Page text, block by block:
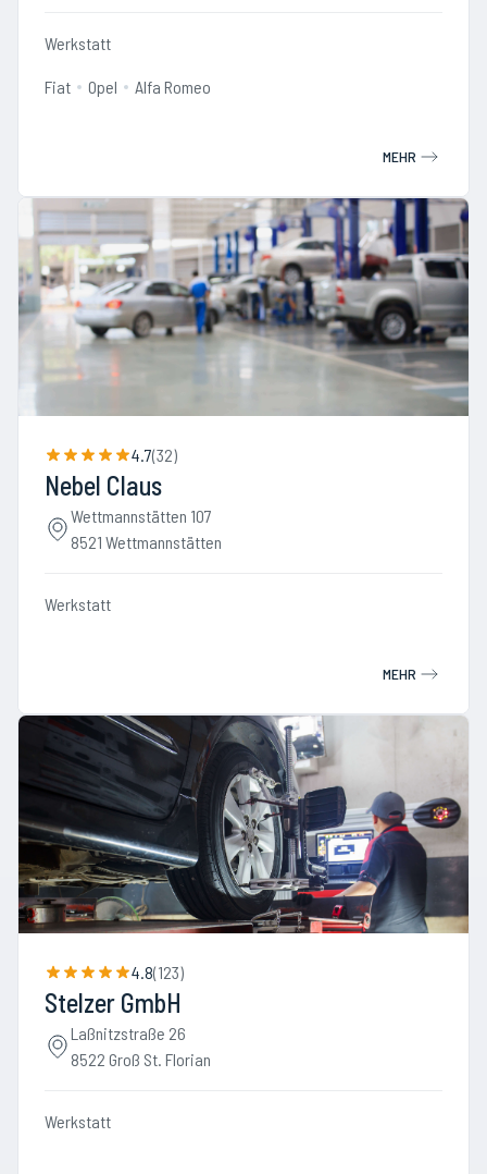
Werkstatt
Fiat Opel Alfa Romeo
MEHR
4.7(32)
Nebel Claus
Wettmannstätten 107
8521 Wettmannstätten
Werkstatt
MEHR
4.8(123)
Stelzer GmbH
Laßnitzstraße 26
8522 Groß St. Florian
Werkstatt